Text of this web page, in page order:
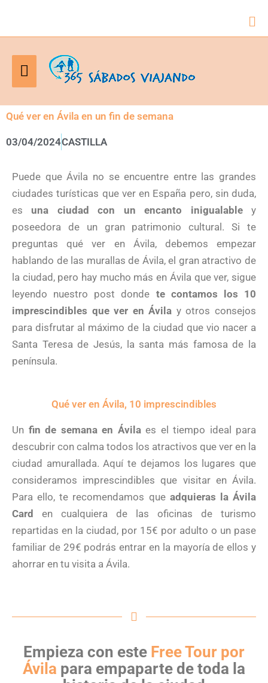
Menú
principal
Qué ver en Ávila en un fin de semana
03/04/2024CASTILLA
Puede que Ávila no se encuentre entre las grandes
ciudades turísticas que ver en España pero, sin duda,
es una ciudad con un encanto inigualabley
poseedora de un gran patrimonio cultural. Si te
preguntas qué ver en Ávila, debemos empezar
hablando de las murallas de Ávila, el gran atractivo de
la ciudad, pero hay mucho más en Ávila que ver, sigue
leyendo nuestro post donde te contamos los 10
imprescindibles que ver en Ávila y otros consejos
para disfrutar al máximo de la ciudad que vio nacer a
Santa Teresa de Jesús, la santa más famosa de la
península.
Qué ver en Ávila, 10 imprescindibles
Un fin de semana en Ávilaes el tiempo ideal para
descubrir con calma todos los atractivos que ver en la
ciudad amurallada. Aquí te dejamos los lugares que
consideramos imprescindibles que visitar en Ávila.
Para ello, te recomendamos que adquieras la Ávila
Card en cualquiera de las oficinas de turismo
repartidas en la ciudad, por 15€ por adulto o un pase
familiar de 29€ podrás entrar en la mayoría de ellos y
ahorrar en tu visita a Ávila.
Empieza con este Free Tour por
Ávila para empaparte de toda la